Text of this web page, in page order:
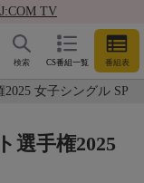
TV
CS番組一覧 番組表
検索
女子シングル SP
選手権2025